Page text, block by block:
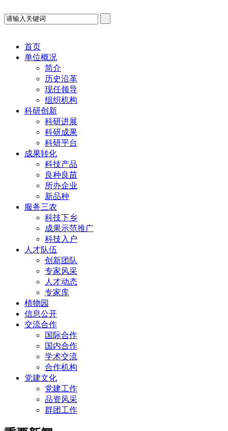
首页
单位概况
简介
历史沿革
现任领导
组织机构
科研创新
科研进展
科研成果
科研平台
成果转化
科技产品
良种良苗
所办企业
新品种
服务三农
科技下乡
成果示范推广
科技入户
人才队伍
创新团队
专家风采
人才动态
专家库
植物园
信息公开
交流合作
国际合作
国内合作
学术交流
合作机构
党建文化
党建工作
品资风采
群团工作